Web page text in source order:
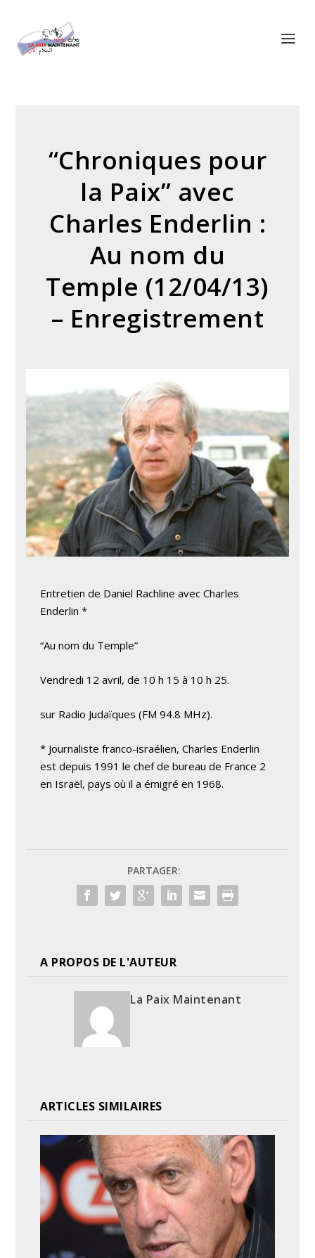
“Chroniques pour
la Paix” avec
Charles Enderlin :
Au nom du
Temple (12/04/13)
– Enregistrement
Entretien de Daniel Rachline avec Charles
Enderlin *
“Au nom du Temple”
Vendredi 12 avril, de 10 h 15 à 10 h 25.
sur Radio Judaïques (FM 94.8 MHz).
* Journaliste franco-israélien, Charles Enderlin
est depuis 1991 le chef de bureau de France 2
en Israël, pays où il a émigré en 1968.
PARTAGER:
A PROPOS DE L'AUTEUR
La Paix Maintenant
ARTICLES SIMILAIRES